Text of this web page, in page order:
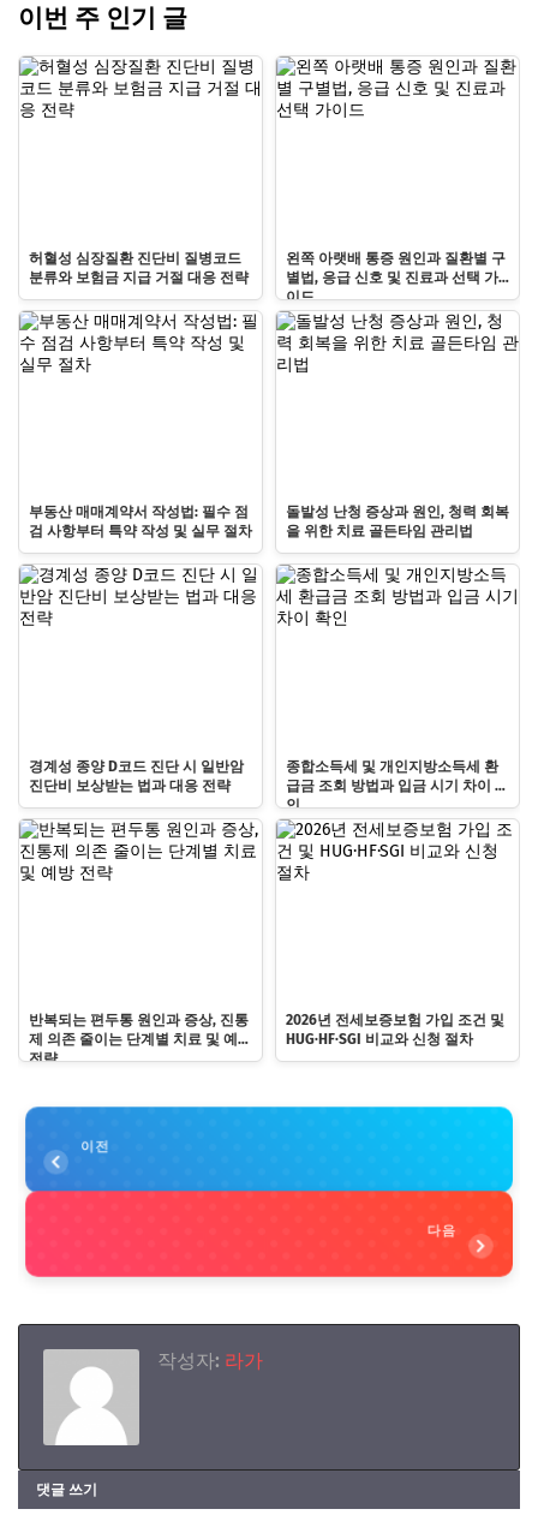
이번 주 인기 글
허혈성 심장질환 진단비 질병코드
분류와 보험금 지급 거절 대응 전략
왼쪽 아랫배 통증 원인과 질환별 구
별법, 응급 신호 및 진료과 선택 가
이드
부동산 매매계약서 작성법: 필수 점
검 사항부터 특약 작성 및 실무 절차
돌발성 난청 증상과 원인, 청력 회복
을 위한 치료 골든타임 관리법
경계성 종양 D코드 진단 시 일반암
진단비 보상받는 법과 대응 전략
종합소득세 및 개인지방소득세 환
급금 조회 방법과 입금 시기 차이 확
인
반복되는 편두통 원인과 증상, 진통
제 의존 줄이는 단계별 치료 및 예방
전략
2026년 전세보증보험 가입 조건 및
HUG·HF·SGI 비교와 신청 절차
이전
다음
작성자: 라가
댓글 쓰기